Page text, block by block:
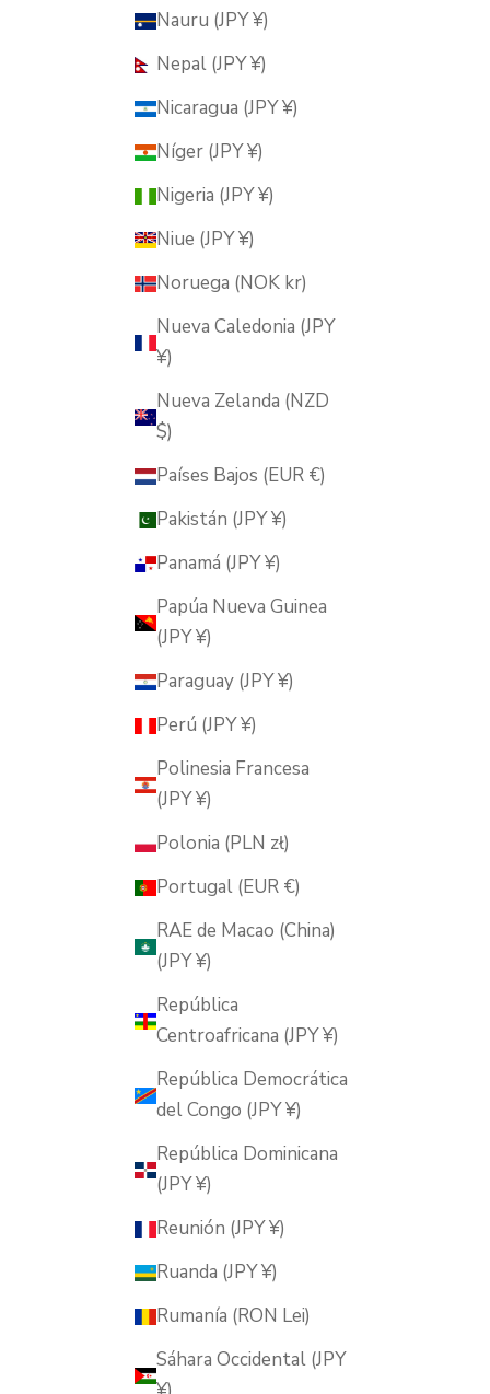
Nauru (JPY ¥)
Nepal (JPY ¥)
Nicaragua (JPY ¥)
Níger (JPY ¥)
Nigeria (JPY ¥)
Niue (JPY ¥)
Noruega (NOK kr)
Nueva Caledonia (JPY
¥)
Nueva Zelanda (NZD
$)
Países Bajos (EUR €)
Pakistán (JPY ¥)
Panamá (JPY ¥)
Papúa Nueva Guinea
(JPY ¥)
Paraguay (JPY ¥)
Perú (JPY ¥)
Polinesia Francesa
(JPY ¥)
Polonia (PLN zł)
Portugal (EUR €)
RAE de Macao (China)
(JPY ¥)
República
Centroafricana (JPY ¥)
República Democrática
del Congo (JPY ¥)
República Dominicana
(JPY ¥)
Reunión (JPY ¥)
Ruanda (JPY ¥)
Rumanía (RON Lei)
Sáhara Occidental (JPY